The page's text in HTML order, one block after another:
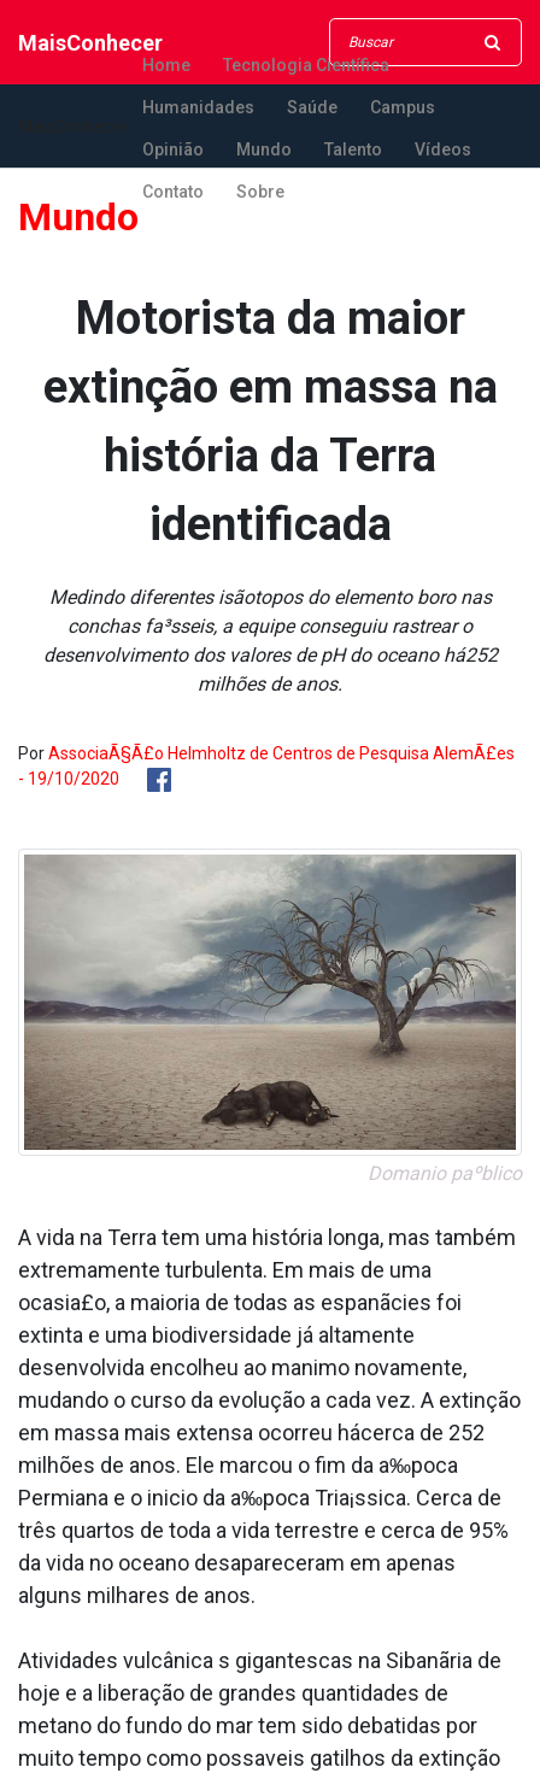
MaisConhecer
Home Tecnologia Científica
Humanidades Saúde Campus
Opinião Mundo Talento Vídeos
Contato Sobre
Mundo
Motorista da maior
extinção em massa na
história da Terra
identificada
Medindo diferentes isãotopos do elemento boro nas
conchas fa³sseis, a equipe conseguiu rastrear o
desenvolvimento dos valores de pH do oceano há252
milhões de anos.
PorAssociaÃ§Ã£o Helmholtz de Centros de Pesquisa AlemÃ£es
- 19/10/2020
Doma­nio paºblico
A vida na Terra tem uma história longa, mas também
extremamente turbulenta. Em mais de uma
ocasia£o, a maioria de todas as espanãcies foi
extinta e uma biodiversidade já altamente
desenvolvida encolheu ao ma­nimo novamente,
mudando o curso da evolução a cada vez. A extinção
em massa mais extensa ocorreu hácerca de 252
milhões de anos. Ele marcou o fim da a‰poca
Permiana e o ini­cio da a‰poca Tria¡ssica. Cerca de
três quartos de toda a vida terrestre e cerca de 95%
da vida no oceano desapareceram em apenas
alguns milhares de anos.
Atividades vulcânica s gigantescas na Sibanãria de
hoje e a liberação de grandes quantidades de
metano do fundo do mar tem sido debatidas por
muito tempo como possa­veis gatilhos da extinção